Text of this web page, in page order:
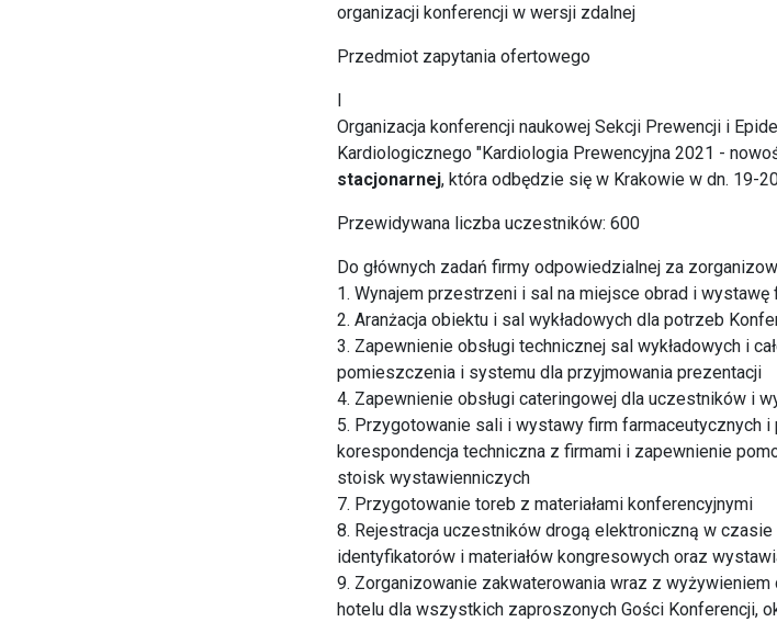
organizacji konferencji w wersji zdalnej
Przedmiot zapytania ofertowego
Organizacja konferencji naukowej Sekcji Prewencji i
Kardiologicznego "Kardiologia Prewencyjna 2021 -
stacjonarnej, która odbędzie się w Krakowie w dn. 19-
Przewidywana liczba uczestników: 600
Do głównych zadań firmy odpowiedzialnej za
1. Wynajem przestrzeni i sal na miejsce obrad i
2. Aranżacja obiektu i sal wykładowych dla potrzeb
3. Zapewnienie obsługi technicznej sal wykładowych i
pomieszczenia i systemu dla przyjmowania prezentacji
4. Zapewnienie obsługi cateringowej dla uczestników i
5. Przygotowanie sali i wystawy firm farmaceutycznych
korespondencja techniczna z firmami i zapewnienie
stoisk wystawienniczych
7. Przygotowanie toreb z materiałami konferencyjnymi
8. Rejestracja uczestników drogą elektroniczną w
identyfikatorów i materiałów kongresowych oraz
9. Zorganizowanie zakwaterowania wraz z
hotelu dla wszystkich zaproszonych Gości Konferencji,